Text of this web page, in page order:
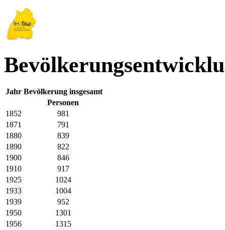
Jahr Bevölkerung insgesamt
Personen
1852
981
1871
791
1880
839
1890
822
1900
846
1910
917
1925
1024
1933
1004
1939
952
1950
1301
1956
1315